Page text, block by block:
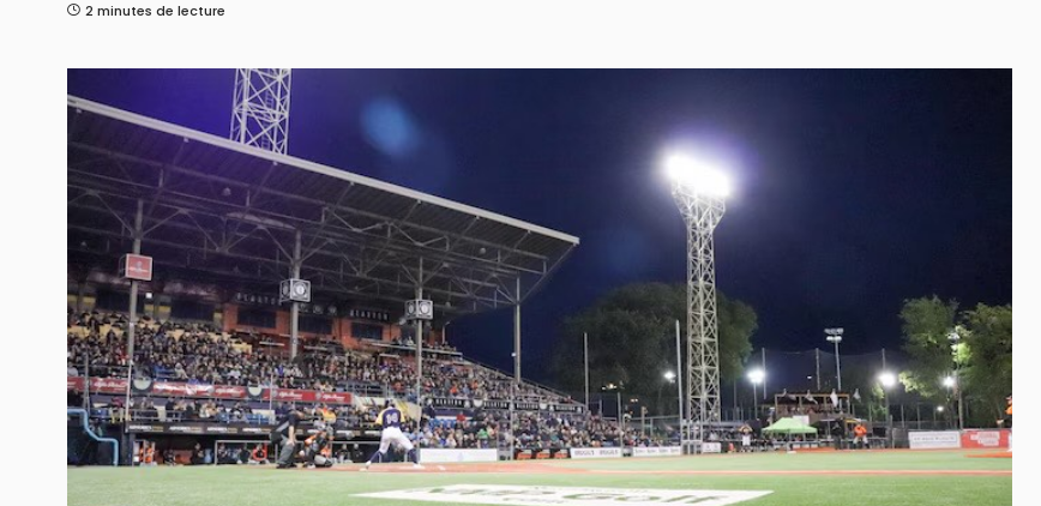
2 minutes de lecture